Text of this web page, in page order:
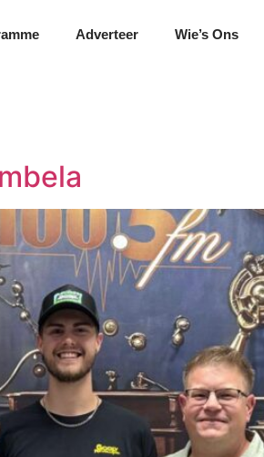
Adverteer Wie’s Ons